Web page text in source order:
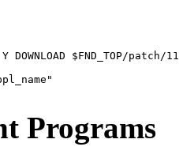
0 Y DOWNLOAD
Programs